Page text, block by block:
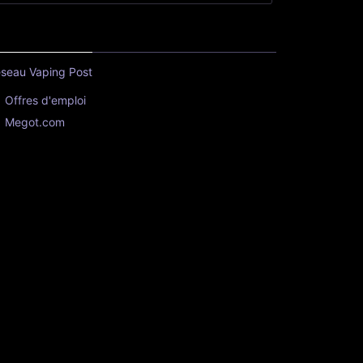
Vaping Post
Offres d'emploi
Megot.com